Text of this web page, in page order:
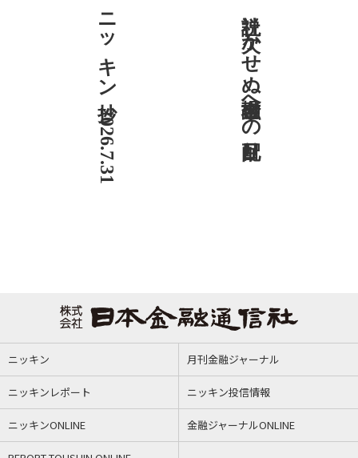
ニッキン抄 2026.7.31 社説 欠かせぬ金融市場への目配り
ニッキン 月刊金融ジャーナル
ニッキンレポート ニッキン投信情報
ニッキンONLINE 金融ジャーナルONLINE